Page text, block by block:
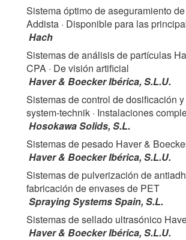
Sistema óptimo de aseguramiento
Addista · Disponible para las
Hach
Sistemas de análisis de partículas
CPA · De visión artificial
Haver & Boecker Ibérica, S.L.U.
Sistemas de control de dosificación
system-technik · Instalaciones
Hosokawa Solids, S.L.
Sistemas de pesado Haver &
Haver & Boecker Ibérica, S.L.U.
Sistemas de pulverización de
fabricación de envases de PET
Spraying Systems Spain, S.L.
Sistemas de sellado ultrasónico
Haver & Boecker Ibérica, S.L.U.